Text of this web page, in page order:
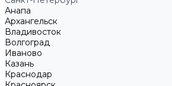
Анапа
Архангельск
Владивосток
Волгоград
Иваново
Казань
Краснодар